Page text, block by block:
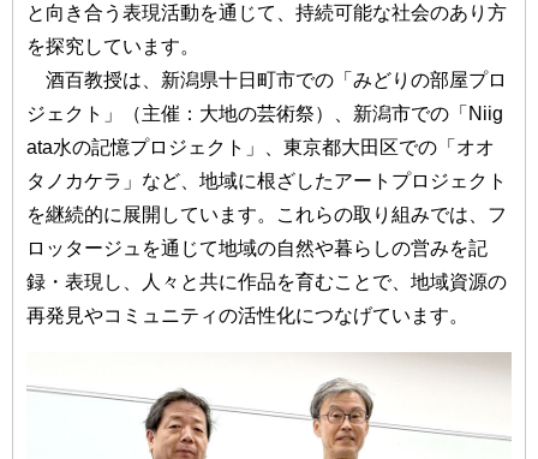
と向き合う表現活動を通じて、持続可能な社会のあり方
を探究しています。
酒百教授は、新潟県十日町市での「みどりの部屋プロ
ジェクト」（主催：大地の芸術祭）、新潟市での「Niig
ata水の記憶プロジェクト」、東京都大田区での「オオ
タノカケラ」など、地域に根ざしたアートプロジェクト
を継続的に展開しています。これらの取り組みでは、フ
ロッタージュを通じて地域の自然や暮らしの営みを記
録・表現し、人々と共に作品を育むことで、地域資源の
再発見やコミュニティの活性化につなげています。